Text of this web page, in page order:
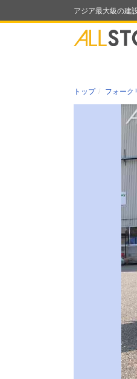
アジア最大級の建
トップ フォーク